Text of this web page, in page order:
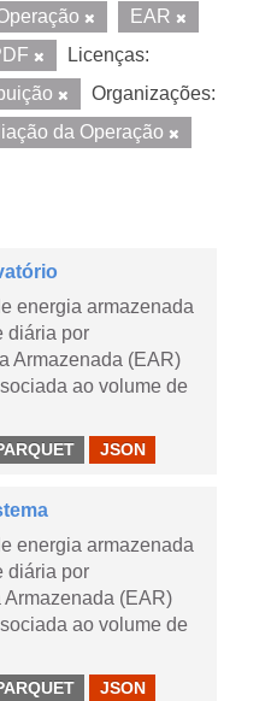
EAR
Licenças:
Organizações:
da Operação
energia armazenada
diária por
Armazenada (EAR)
ao volume de
JSON
energia armazenada
diária por
Armazenada (EAR)
ao volume de
JSON